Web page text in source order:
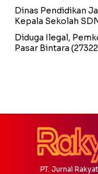
Dinas Pendidikan
Kepala Sekolah
Diduga Ilegal,
Pasar Bintara
PT. Jurnal